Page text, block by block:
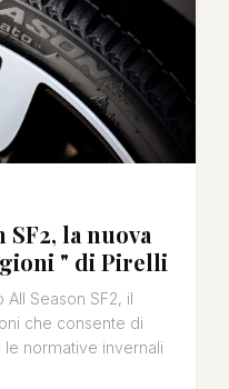
la nuova
" di Pirelli
All Season SF2, il
che consente di
normative invernali